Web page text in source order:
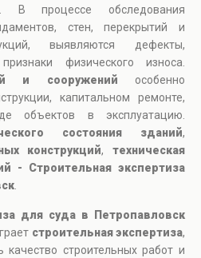
В процессе обследования
стен, перекрытий и
выявляются дефекты,
физического износа.
и сооружений особенно
капитальном ремонте,
объектов в эксплуатацию.
состояния зданий,
конструкций,техническая
- Строительная экспертиза
для суда в Петропавловск
строительная экспертиза,
строительных работ и